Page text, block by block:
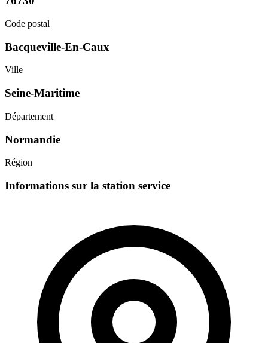
Code postal
Bacqueville-En-Caux
Ville
Seine-Maritime
Département
Normandie
Région
Informations sur la station service